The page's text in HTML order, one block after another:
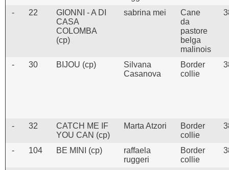
-
22
GIONNI - A DI
CASA
COLOMBA
(cp)
sabrina mei
Cane
da
pastore
belga
malinois
- 30 BIJOU (cp)
Silvana
Casanova
Border
collie
- 32
CATCH ME IF
YOU CAN (cp)
Marta Atzori
Border
collie
- 104 BE MINI (cp)
raffaela
ruggeri
Border
collie